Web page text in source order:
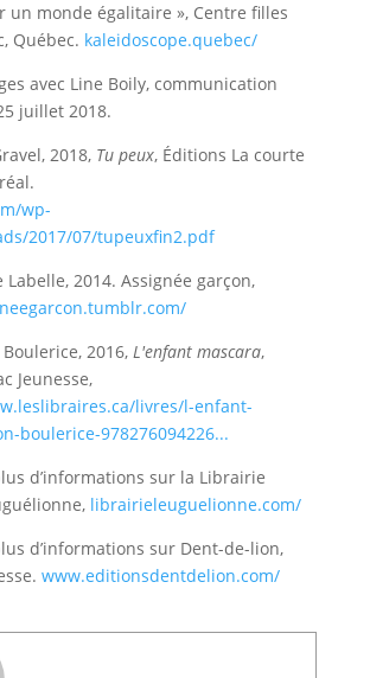
un monde égalitaire », Centre filles
Québec. kaleidoscope.quebec/
avec Line Boily, communication
juillet 2018.
2018, Tu peux, Éditions La courte
wp-
2017/07/tupeuxfin2.pdf
2014. Assignée garçon,
2016, L'enfant mascara,
Jeunesse,
livres/l-enfant-
boulerice-978276094226...
d’informations sur la Librairie
librairieleuguelionne.com/
d’informations sur Dent-de-lion,
www.editionsdentdelion.com/